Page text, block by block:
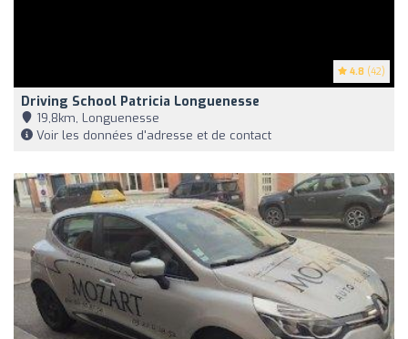
4.8 (42)
Driving School Patricia Longuenesse
19,8km, Longuenesse
Voir les données d'adresse et de contact